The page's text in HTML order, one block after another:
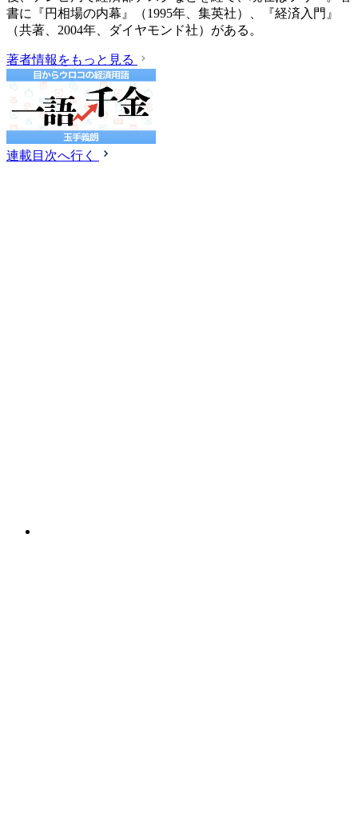
書に『円相場の内幕』（1995年、集英社）、『経済入門』
（共著、2004年、ダイヤモンド社）がある。
著者情報をもっと見る
連載目次へ行く